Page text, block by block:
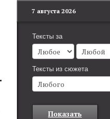
7 августа 2026
Тексты за
Тексты из сюжета
Показать